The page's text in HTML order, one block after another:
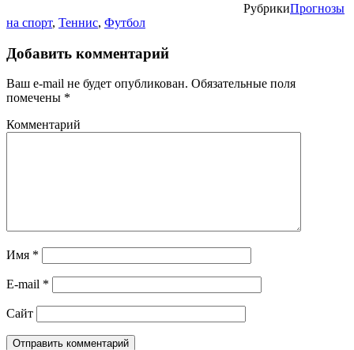
РубрикиПрогнозы
на спорт, Теннис, Футбол
Добавить комментарий
Ваш e-mail не будет опубликован. Обязательные поля
помечены *
Комментарий
Имя *
E-mail *
Сайт